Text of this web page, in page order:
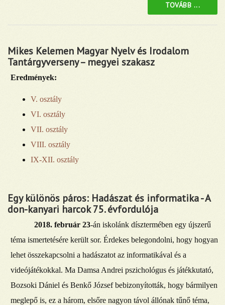
TOVÁBB ...
Mikes Kelemen Magyar Nyelv és Irodalom
Tantárgyverseny – megyei szakasz
Eredmények:
V. osztály
VI. osztály
VII. osztály
VIII. osztály
IX-XII. osztály
Egy különös páros: Hadászat és informatika - A
don-kanyari harcok 75. évfordulója
2018. február 23-án iskolánk dísztermében egy újszerű
téma ismertetésére került sor. Érdekes belegondolni, hogy hogyan
lehet összekapcsolni a hadászatot az informatikával és a
videójátékokkal. Ma Damsa Andrei pszichológus és játékkutató,
Bozsoki Dániel és Benkő József bebizonyították, hogy bármilyen
meglepő is, ez a három, elsőre nagyon távol állónak tűnő téma,